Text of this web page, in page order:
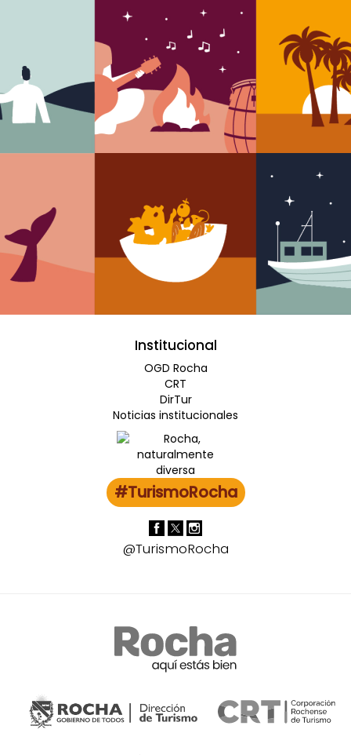
Institucional
OGD Rocha
CRT
DirTur
Noticias institucionales
#TurismoRocha
@TurismoRocha